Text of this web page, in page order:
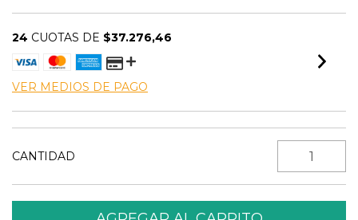
24 CUOTAS DE $37.276,46
VER MEDIOS DE PAGO
CANTIDAD